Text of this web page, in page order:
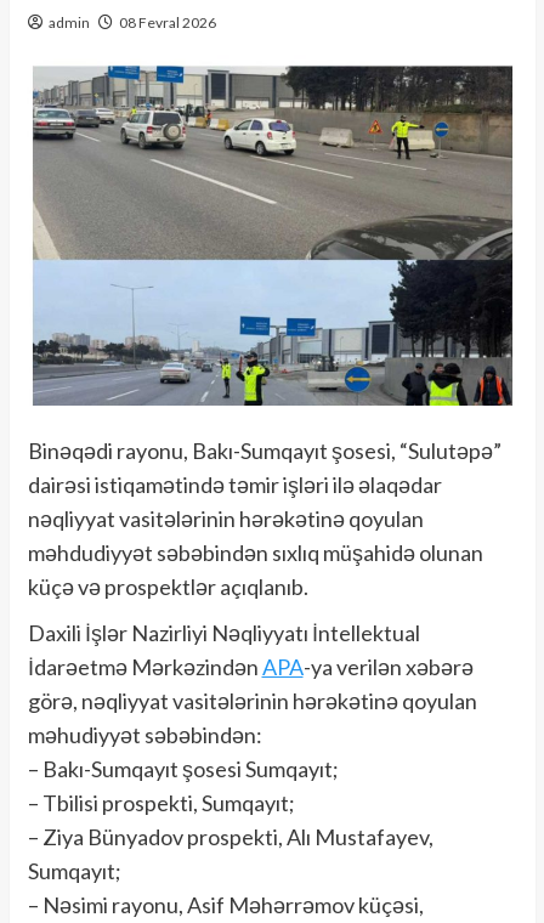
admin 08 Fevral 2026
Binəqədi rayonu, Bakı-Sumqayıt şosesi, “Sulutəpə”
dairəsi istiqamətində təmir işləri ilə əlaqədar
nəqliyyat vasitələrinin hərəkətinə qoyulan
məhdudiyyət səbəbindən sıxlıq müşahidə olunan
küçə və prospektlər açıqlanıb.
Daxili İşlər Nazirliyi Nəqliyyatı İntellektual
İdarəetmə MərkəzindənAPA-ya verilən xəbərə
görə, nəqliyyat vasitələrinin hərəkətinə qoyulan
məhudiyyət səbəbindən:
– Bakı-Sumqayıt şosesi Sumqayıt;
– Tbilisi prospekti, Sumqayıt;
– Ziya Bünyadov prospekti, Alı Mustafayev,
Sumqayıt;
– Nəsimi rayonu, Asif Məhərrəmov küçəsi,